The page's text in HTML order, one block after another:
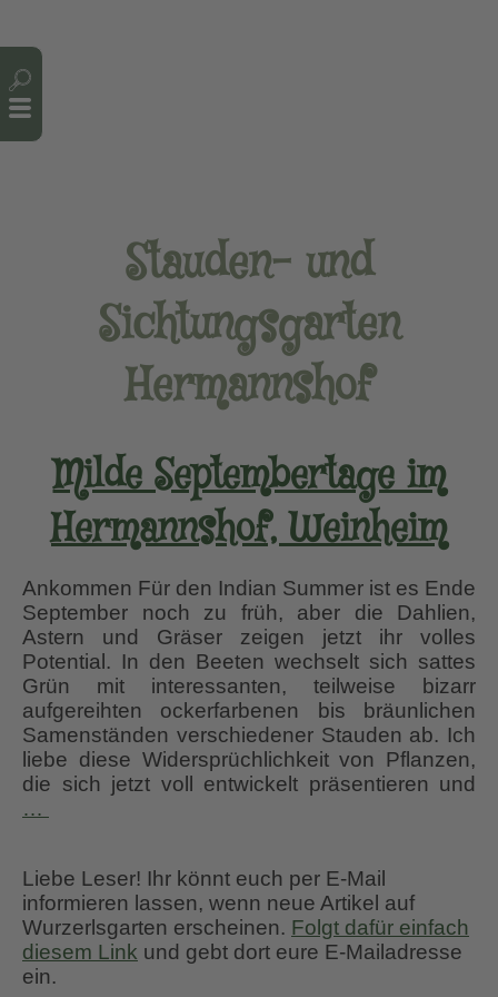
Stauden- und
Sichtungsgarten
Hermannshof
Milde Septembertage im
Hermannshof, Weinheim
Ankommen Für den Indian Summer ist es Ende
September noch zu früh, aber die Dahlien,
Astern und Gräser zeigen jetzt ihr volles
Potential. In den Beeten wechselt sich sattes
Grün mit interessanten, teilweise bizarr
aufgereihten ockerfarbenen bis bräunlichen
Samenständen verschiedener Stauden ab. Ich
liebe diese Widersprüchlichkeit von Pflanzen,
die sich jetzt voll entwickelt präsentieren und
…
Hermannshof,
Weinheim
Liebe Leser! Ihr könnt euch per E-Mail
informieren lassen, wenn neue Artikel auf
Wurzerlsgarten erscheinen. Folgt dafür einfach
diesem Link und gebt dort eure E-Mailadresse
ein.